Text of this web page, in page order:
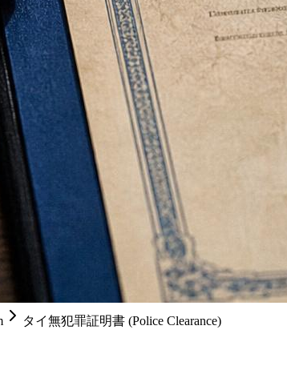
タイ無犯罪証明書 (Police Clearance)